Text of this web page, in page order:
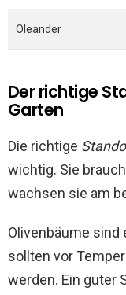
Oleander
Der richtige
Garten
Die richtige
wichtig. Sie
wachsen sie am
Olivenbäume sind
sollten vor
werden. Ein guter